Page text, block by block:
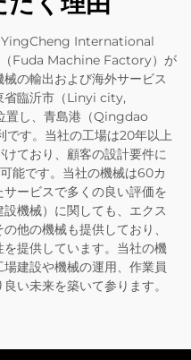
YingCheng International
（Fuda Machine Factory）が
の輸出および海外サービス
省臨沂市（Linyi city,
し、青島港（Qingdao
す。当社の工場は20年以上
ており、顧客の設計要件に
能です。当社の機械は60カ
ービスで多くの良い評価を
機械）に関しても、エクス
他の機械も提供しており、
提供しています。当社の機
建設や機械の運用、作業員
い未来を築いて参ります。